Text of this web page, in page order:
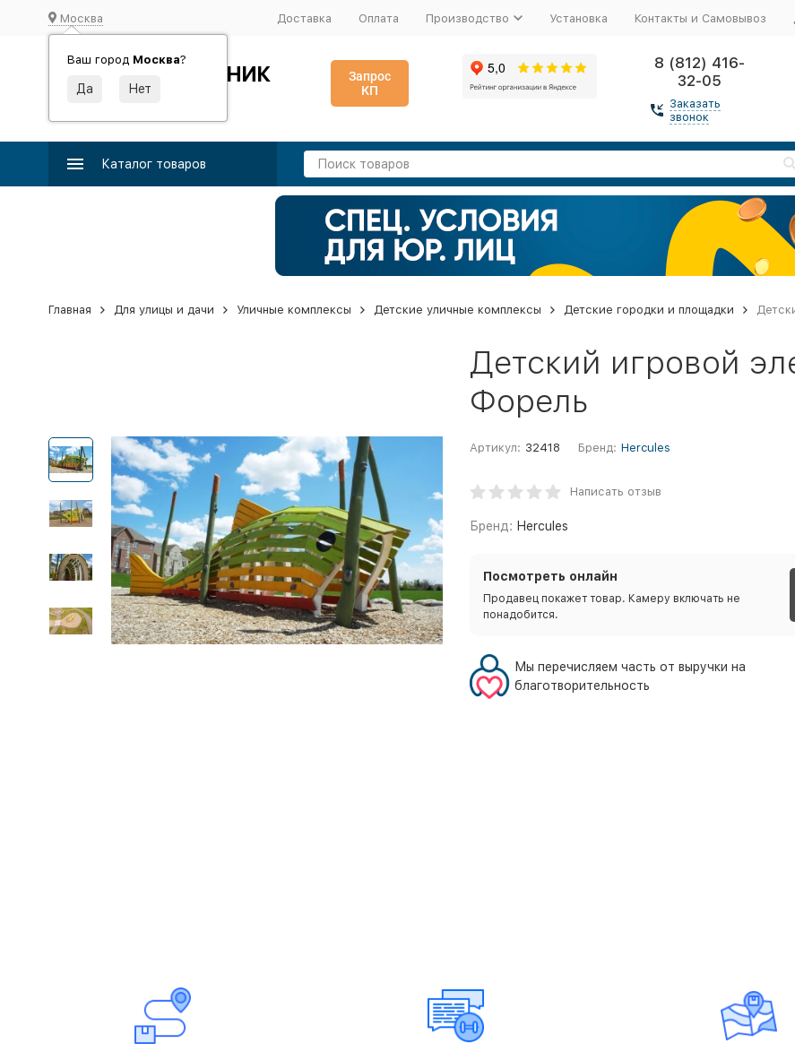
Москва
Ваш город Москва?
Доставка Оплата Производство Установка Контакты и Самовывоз
ИДЕАЛЬНЫЙ ТУРНИК
Производство и поставка спортивного оборудования
Запрос
КП
8 (812) 416-
32-05
Заказать
звонок
Каталог товаров
Главная Для улицы и дачи Уличные комплексы Детские уличные комплексы Детские городки и площадки
Детский игровой
Форель
Артикул: 32418 Бренд: Hercules
Написать отзыв
Бренд: Hercules
Посмотреть онлайн
Продавец покажет товар. Камеру включать не
понадобится.
Мы перечисляем часть от выручки на
благотворительность